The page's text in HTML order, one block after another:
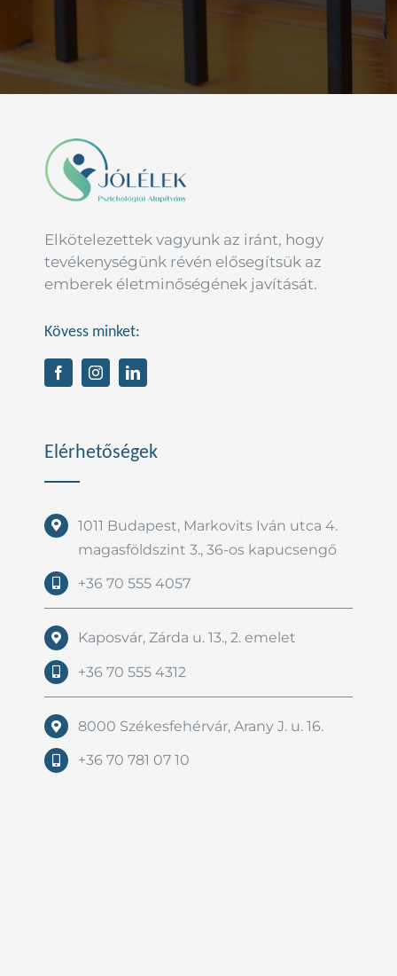
Elkötelezettek vagyunk az iránt, hogy
tevékenységünk révén elősegítsük az
emberek életminőségének javítását.
Kövess minket:
Elérhetőségek
1011 Budapest, Markovits Iván utca 4.
magasföldszint 3., 36-os kapucsengő
+36 70 555 4057
Kaposvár, Zárda u. 13., 2. emelet
+36 70 555 4312
8000 Székesfehérvár, Arany J. u. 16.
+36 70 781 07 10